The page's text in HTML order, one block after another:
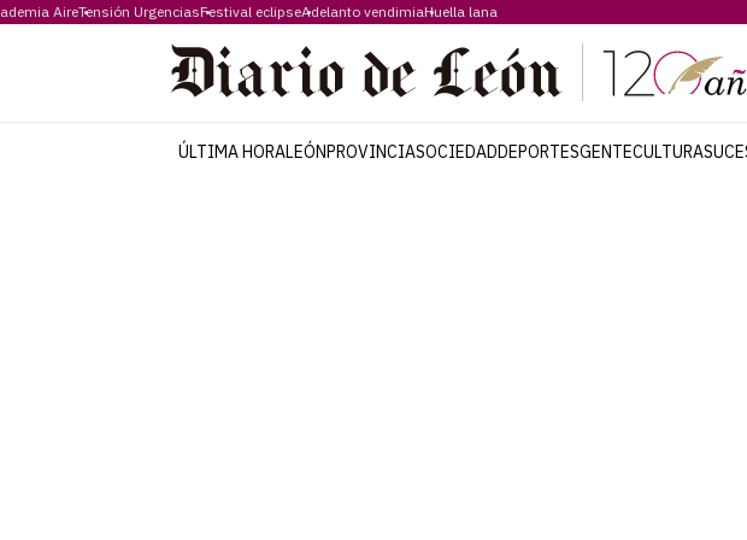
AireTensión UrgenciasFestival eclipseAdelanto vendimiaHuella lana
ÚLTIMA HORALEÓNPROVINCIASOCIEDADDEPORTESGENTECULTURA